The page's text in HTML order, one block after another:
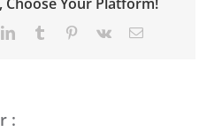
LinkedInTumblr Pinterest
Vk Email
: